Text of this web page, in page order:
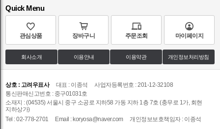
Quick Menu
관심상품 장바구니 주문조회 마이페이지
회사소개 이용안내 이용약관 개인정보처리방침
상호 : 고려우표사 대표 : 이종석
사업자등록번호 : 201-12-32108
통신판매신고번호 : 중구01031호
소재지 : (04535) 서울시 중구 소공로 지하58 가동 지하 1층 7호 (충무로 1가, 회현
지하상가)
Tel : 02-778-2701
Email : koryosa@naver.com 개인정보보호책임자 : 이종석